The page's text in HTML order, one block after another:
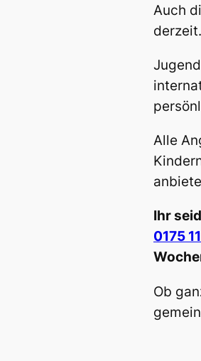
Auch
derzeit.
Alle
Ihr
0175
Ob